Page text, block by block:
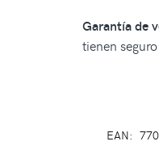
Garantía de
tienen
EAN: